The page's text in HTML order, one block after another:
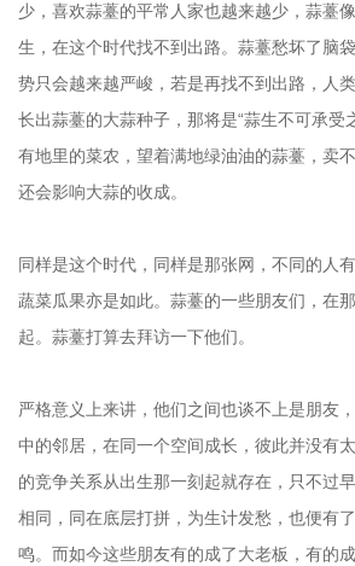
少，喜欢蒜薹的平常人家也越来越少，蒜薹
生，在这个时代找不到出路。蒜薹愁坏了脑
势只会越来越严峻，若是再找不到出路，人
长出蒜薹的大蒜种子，那将是“蒜生不可承受
有地里的菜农，望着满地绿油油的蒜薹，卖
还会影响大蒜的收成。
同样是这个时代，同样是那张网，不同的人
蔬菜瓜果亦是如此。蒜薹的一些朋友们，在
起。蒜薹打算去拜访一下他们。
严格意义上来讲，他们之间也谈不上是朋友
中的邻居，在同一个空间成长，彼此并没有
的竞争关系从出生那一刻起就存在，只不过
相同，同在底层打拼，为生计发愁，也便有
鸣。而如今这些朋友有的成了大老板，有的